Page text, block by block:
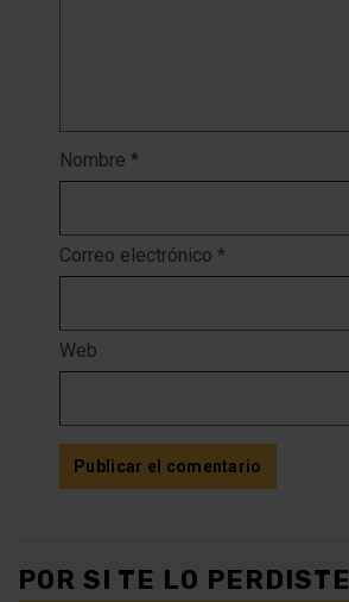
Nombre *
Correo electrónico *
Web
POR SI TE LO